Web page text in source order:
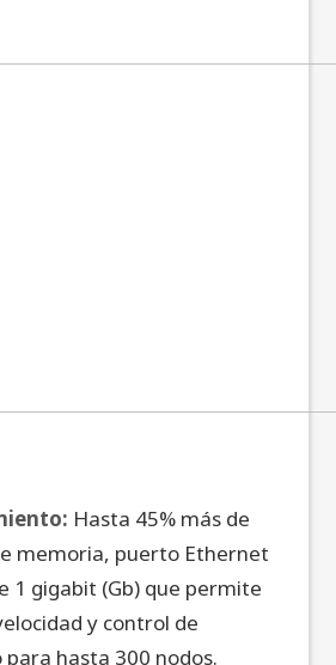
Hasta 45% más de
memoria, puerto Ethernet
1 gigabit (Gb) que permite
y control de
hasta 300 nodos.